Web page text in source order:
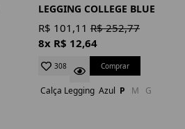
LEGGING COLLEGE BLUE
R$ 101,11 R$ 252,77
8x R$ 12,64
308 Comprar
Calça Legging Azul P M G